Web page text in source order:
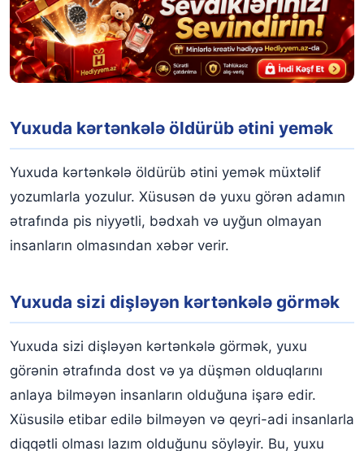
Yuxuda kərtənkələ öldürüb ətini yemək
Yuxuda kərtənkələ öldürüb ətini yemək müxtəlif
yozumlarla yozulur. Xüsusən də yuxu görən adamın
ətrafında pis niyyətli, bədxah və uyğun olmayan
insanların olmasından xəbər verir.
Yuxuda sizi dişləyən kərtənkələ görmək
Yuxuda sizi dişləyən kərtənkələ görmək, yuxu
görənin ətrafında dost və ya düşmən olduqlarını
anlaya bilməyən insanların olduğuna işarə edir.
Xüsusilə etibar edilə bilməyən və qeyri-adi insanlarla
diqqətli olması lazım olduğunu söyləyir. Bu, yuxu